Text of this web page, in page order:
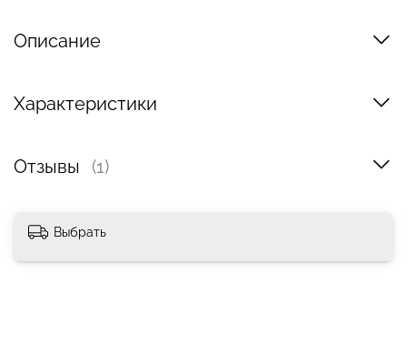
Описание
Характеристики
Отзывы (1)
Выбрать